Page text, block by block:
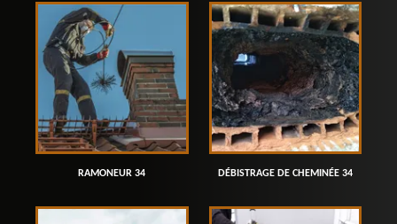
RAMONEUR 34 DÉBISTRAGE DE CHEMINÉE 34